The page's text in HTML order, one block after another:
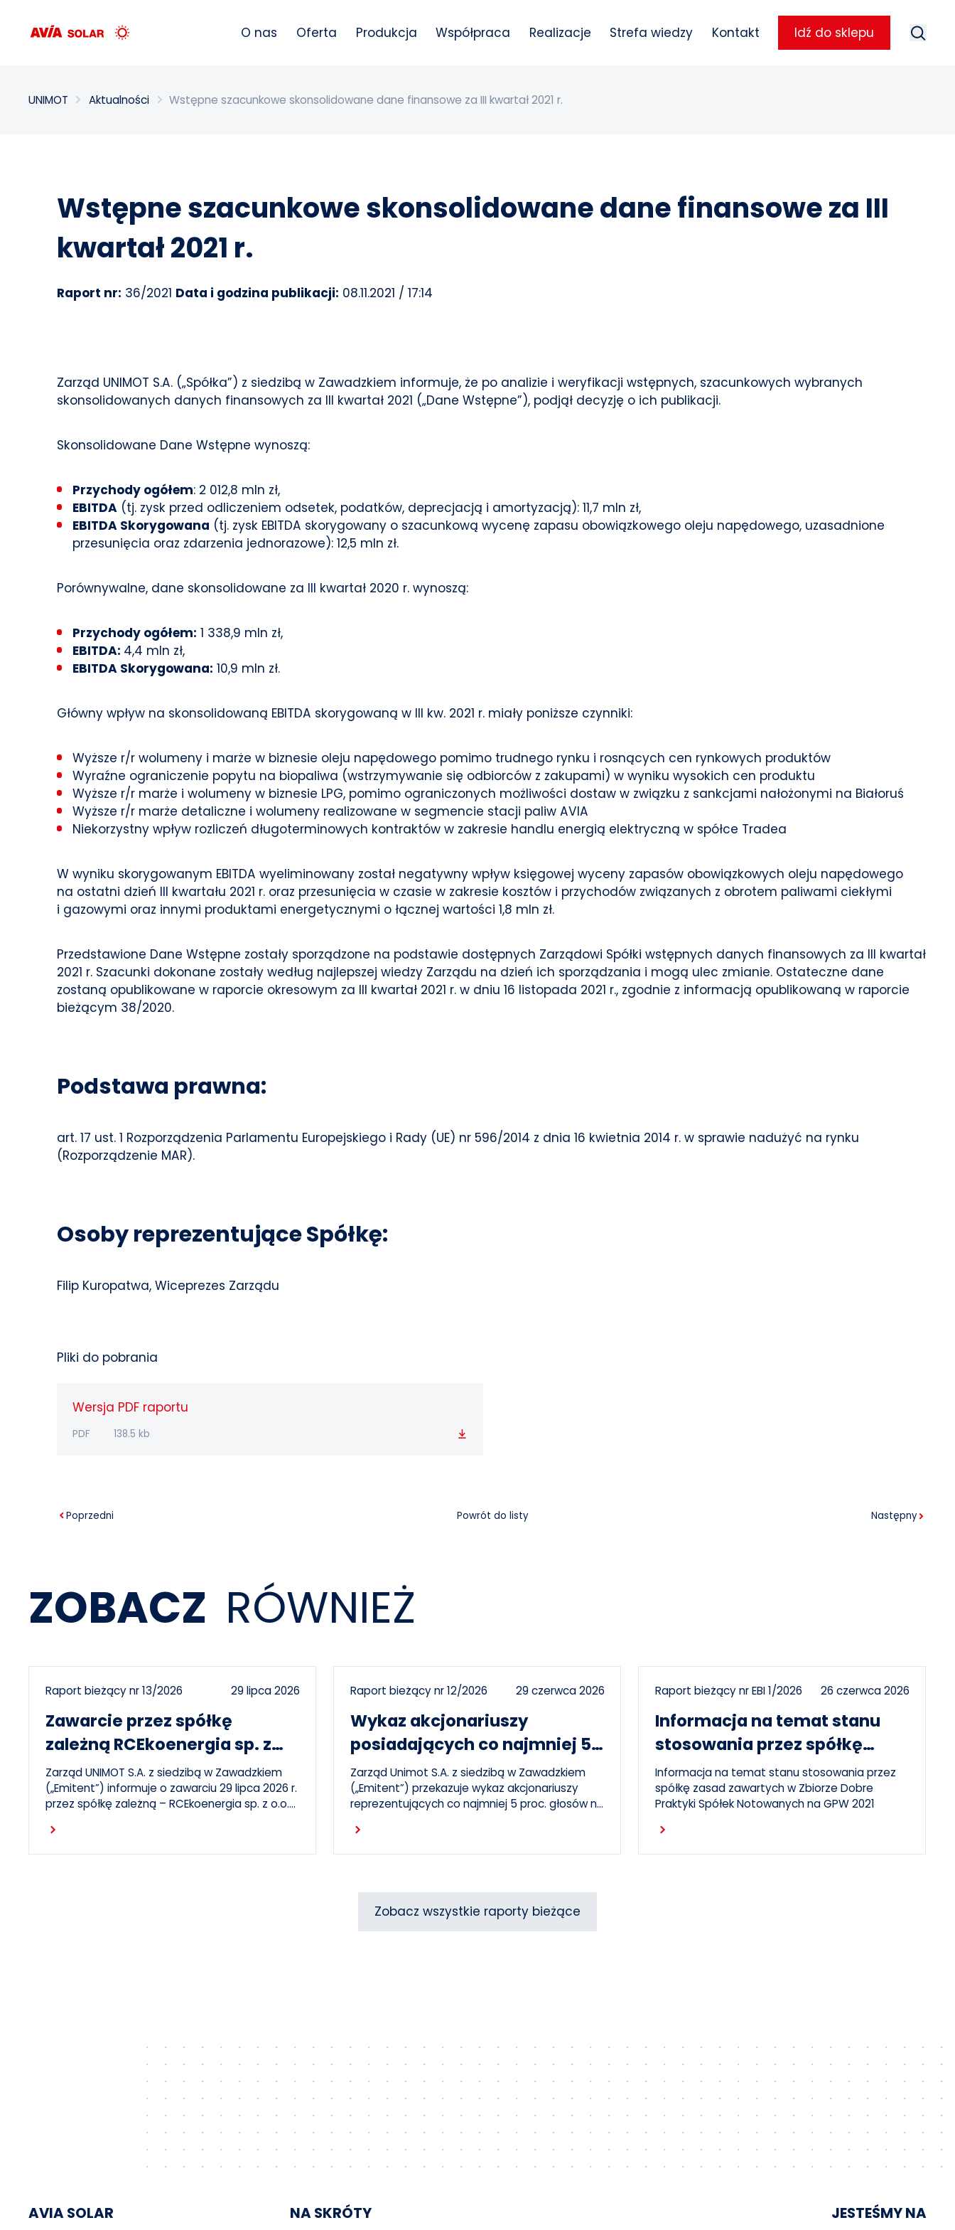
O nas Oferta Produkcja Współpraca Realizacje Strefa wiedzy Kontakt
Idź do sklepu
Szukaj
UNIMOT Aktualności Wstępne szacunkowe skonsolidowane dane finansowe za III kwartał 2021 r.
Wstępne szacunkowe skonsolidowane dane finansowe za III
kwartał 2021 r.
Raport nr: 36/2021 Data i godzina publikacji: 08.11.2021 / 17:14
Zarząd UNIMOT S.A. („Spółka”) z siedzibą w Zawadzkiem informuje, że po analizie i weryfikacji wstępnych, szacunkowych wybranych
skonsolidowanych danych finansowych za III kwartał 2021 („Dane Wstępne”), podjął decyzję o ich publikacji.
Skonsolidowane Dane Wstępne wynoszą:
Przychody ogółem: 2 012,8 mln zł,
EBITDA (tj. zysk przed odliczeniem odsetek, podatków, deprecjacją i amortyzacją): 11,7 mln zł,
EBITDA Skorygowana (tj. zysk EBITDA skorygowany o szacunkową wycenę zapasu obowiązkowego oleju napędowego, uzasadnione
przesunięcia oraz zdarzenia jednorazowe): 12,5 mln zł.
Porównywalne, dane skonsolidowane za III kwartał 2020 r. wynoszą:
Przychody ogółem: 1 338,9 mln zł,
EBITDA: 4,4 mln zł,
EBITDA Skorygowana: 10,9 mln zł.
Główny wpływ na skonsolidowaną EBITDA skorygowaną w III kw. 2021 r. miały poniższe czynniki:
Wyższe r/r wolumeny i marże w biznesie oleju napędowego pomimo trudnego rynku i rosnących cen rynkowych produktów
Wyraźne ograniczenie popytu na biopaliwa (wstrzymywanie się odbiorców z zakupami) w wyniku wysokich cen produktu
Wyższe r/r marże i wolumeny w biznesie LPG, pomimo ograniczonych możliwości dostaw w związku z sankcjami nałożonymi na Białoruś
Wyższe r/r marże detaliczne i wolumeny realizowane w segmencie stacji paliw AVIA
Niekorzystny wpływ rozliczeń długoterminowych kontraktów w zakresie handlu energią elektryczną w spółce Tradea
W wyniku skorygowanym EBITDA wyeliminowany został negatywny wpływ księgowej wyceny zapasów obowiązkowych oleju napędowego
na ostatni dzień III kwartału 2021 r. oraz przesunięcia w czasie w zakresie kosztów i przychodów związanych z obrotem paliwami ciekłymi
i gazowymi oraz innymi produktami energetycznymi o łącznej wartości 1,8 mln zł.
Przedstawione Dane Wstępne zostały sporządzone na podstawie dostępnych Zarządowi Spółki wstępnych danych finansowych za III kwartał
2021 r. Szacunki dokonane zostały według najlepszej wiedzy Zarządu na dzień ich sporządzania i mogą ulec zmianie. Ostateczne dane
zostaną opublikowane w raporcie okresowym za III kwartał 2021 r. w dniu 16 listopada 2021 r., zgodnie z informacją opublikowaną w raporcie
bieżącym 38/2020.
Podstawa prawna:
art. 17 ust. 1 Rozporządzenia Parlamentu Europejskiego i Rady (UE) nr 596/2014 z dnia 16 kwietnia 2014 r. w sprawie nadużyć na rynku
(Rozporządzenie MAR).
Osoby reprezentujące Spółkę:
Filip Kuropatwa, Wiceprezes Zarządu
Pliki do pobrania
Wersja PDF raportu
PDF 138.5 kb Pobierz
Poprzedni Powrót do listy Następny
ZOBACZ RÓWNIEŻ
Raport bieżący nr 13/2026 29 lipca 2026
Zawarcie przez spółkę
zależną RCEkoenergia sp. z
o.o. umowy wieloletniej na
sprzedaż ciepła do miasta
Czechowice-Dziedzice
Zarząd UNIMOT S.A. z siedzibą w Zawadzkiem
(„Emitent”) informuje o zawarciu 29 lipca 2026 r.
przez spółkę zależną – RCEkoenergia sp. z o.o.
Przedsiębiorstwem Inżynierii Miejskiej sp. z o.o. z
siedzibą w Czechowicach-Dziedzicach („PIM”),
Raport bieżący nr 12/2026 29 czerwca 2026
Wykaz akcjonariuszy
posiadających co najmniej 5
proc. głosów na ZWZ 26
czerwca 2026 r.
Zarząd Unimot S.A. z siedzibą w Zawadzkiem
(„Emitent”) przekazuje wykaz akcjonariuszy
reprezentujących co najmniej 5 proc. głosów na
które odbyło się 26 czerwca 2026 r. („ZWZ”).
Raport bieżący nr EBI 1/2026 26 czerwca 2026
Informacja na temat stanu
stosowania przez spółkę
zasad DPSN2021
Informacja na temat stanu stosowania przez
spółkę zasad zawartych w Zbiorze Dobre
Praktyki Spółek Notowanych na GPW 2021
Zobacz wszystkie raporty bieżące
AVIA SOLAR NA SKRÓTY JESTEŚMY NA